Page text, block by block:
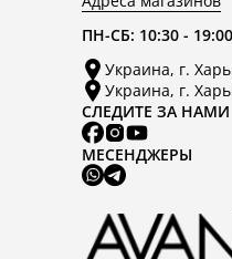
ПН-СБ: 10:30 -
Украина, г.
Украина, г.
СЛЕДИТЕ ЗА НАМИ
МЕСЕНДЖЕРЫ